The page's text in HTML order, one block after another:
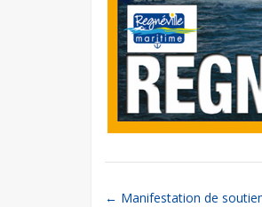
← Manifestation de